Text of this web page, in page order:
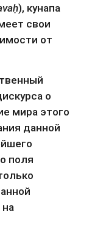
), кунапа
свои
от
о
мира этого
данной
поля